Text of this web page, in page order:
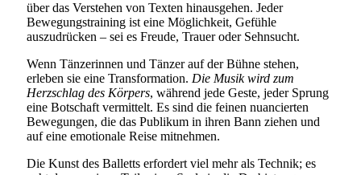
über das Verstehen von Texten hinausgehen. Jeder
Bewegungstraining ist eine Möglichkeit, Gefühle
auszudrücken – sei es Freude, Trauer oder Sehnsucht.
Wenn Tänzerinnen und Tänzer auf der Bühne stehen,
erleben sie eine Transformation. Die Musik wird zum
Herzschlag des Körpers, während jede Geste, jeder Sprung
eine Botschaft vermittelt. Es sind die feinen nuancierten
Bewegungen, die das Publikum in ihren Bann ziehen und
auf eine emotionale Reise mitnehmen.
Die Kunst des Balletts erfordert viel mehr als Technik; es